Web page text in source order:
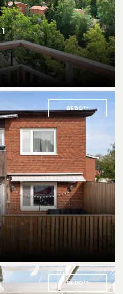
REDO™
REDO™